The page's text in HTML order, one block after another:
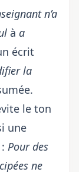
n’a
à a
écrit
la
le ton
une
Pour des
ne